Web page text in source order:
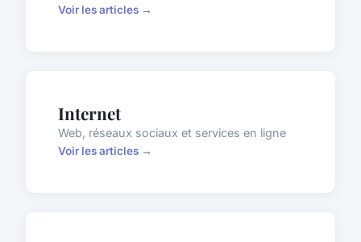
Voir les articles →
Internet
Web, réseaux sociaux et services en ligne
Voir les articles →